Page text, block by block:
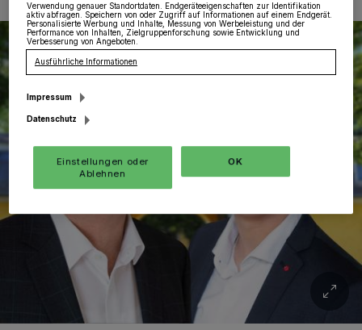
Verwendung genauer Standortdaten. Endgeräteeigenschaften zur Identifikation
aktiv abfragen. Speichern von oder Zugriff auf Informationen auf einem Endgerät.
Personalisierte Werbung und Inhalte, Messung von Werbeleistung und der
Performance von Inhalten, Zielgruppenforschung sowie Entwicklung und
Verbesserung von Angeboten.
Ausführliche Informationen
Impressum
Datenschutz
Einstellungen oder
Ablehnen
OK